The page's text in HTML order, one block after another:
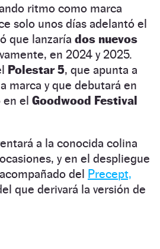
ritmo como marca
solo unos días adelantó el
que lanzaría dos nuevos
en 2024 y 2025.
Polestar 5, que apunta a
marca y que debutará en
el Goodwood Festival
a la conocida colina
y en el despliegue
del Precept,
que derivará la versión de